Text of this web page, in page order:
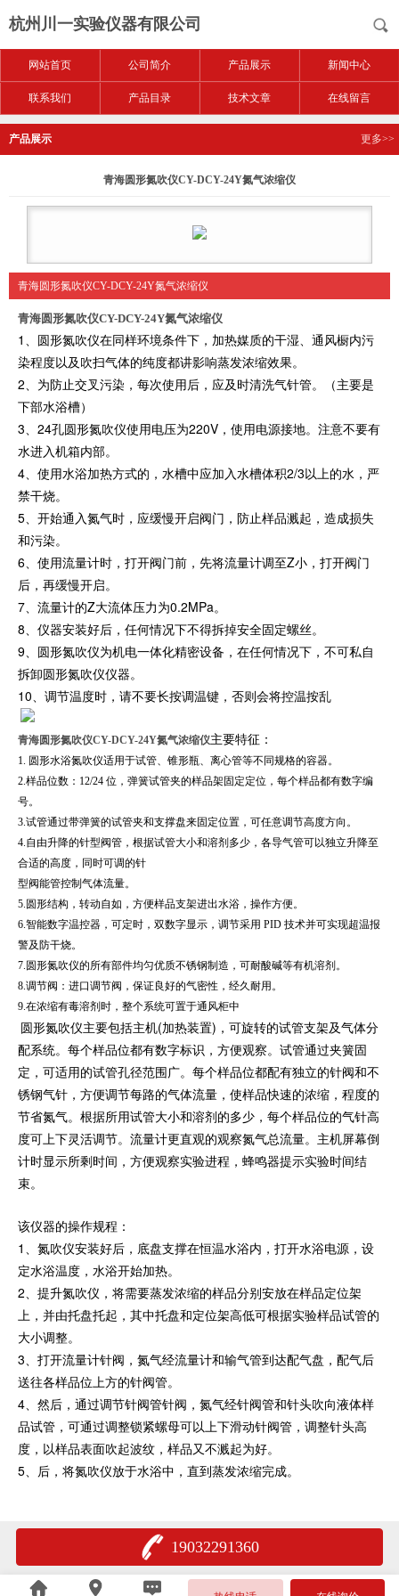
杭州川一实验仪器有限公司
网站首页 公司简介 产品展示 新闻中心
联系我们 产品目录 技术文章 在线留言
产品展示 更多>>
青海圆形氮吹仪CY-DCY-24Y氮气浓缩仪
青海圆形氮吹仪CY-DCY-24Y氮气浓缩仪
青海圆形氮吹仪CY-DCY-24Y氮气浓缩仪
1、圆形氮吹仪在同样环境条件下，加热媒质的干湿、通风橱内污
染程度以及吹扫气体的纯度都讲影响蒸发浓缩效果。
2、为防止交叉污染，每次使用后，应及时清洗气针管。（主要是
下部水浴槽）
3、24孔圆形氮吹仪使用电压为220V，使用电源接地。注意不要有
水进入机箱内部。
4、使用水浴加热方式的，水槽中应加入水槽体积2/3以上的水，严
禁干烧。
5、开始通入氮气时，应缓慢开启阀门，防止样品溅起，造成损失
和污染。
6、使用流量计时，打开阀门前，先将流量计调至Z小，打开阀门
后，再缓慢开启。
7、流量计的Z大流体压力为0.2MPa。
8、仪器安装好后，任何情况下不得拆掉安全固定螺丝。
9、圆形氮吹仪为机电一体化精密设备，在任何情况下，不可私自
拆卸圆形氮吹仪仪器。
10、调节温度时，请不要长按调温键，否则会将控温按乱
青海圆形氮吹仪CY-DCY-24Y氮气浓缩仪主要特征：
1. 圆形水浴氮吹仪适用于试管、锥形瓶、离心管等不同规格的容器。
2.样品位数：12/24 位，弹簧试管夹的样品架固定定位，每个样品都有数字编
号。
3.试管通过带弹簧的试管夹和支撑盘来固定位置，可任意调节高度方向。
4.自由升降的针型阀管，根据试管大小和溶剂多少，各导气管可以独立升降至
合适的高度，同时可调的针
型阀能管控制气体流量。
5.圆形结构，转动自如，方便样品支架进出水浴，操作方便。
6.智能数字温控器，可定时，双数字显示，调节采用 PID 技术并可实现超温报
警及防干烧。
7.圆形氮吹仪的所有部件均匀优质不锈钢制造，可耐酸碱等有机溶剂。
8.调节阀：进口调节阀，保证良好的气密性，经久耐用。
9.在浓缩有毒溶剂时，整个系统可置于通风柜中
圆形氮吹仪主要包括主机(加热装置)，可旋转的试管支架及气体分
配系统。每个样品位都有数字标识，方便观察。试管通过夹簧固
定，可适用的试管孔径范围广。每个样品位都配有独立的针阀和不
锈钢气针，方便调节每路的气体流量，使样品快速的浓缩，程度的
节省氮气。根据所用试管大小和溶剂的多少，每个样品位的气针高
度可上下灵活调节。流量计更直观的观察氮气总流量。主机屏幕倒
计时显示所剩时间，方便观察实验进程，蜂鸣器提示实验时间结
束。
该仪器的操作规程：
1、氮吹仪安装好后，底盘支撑在恒温水浴内，打开水浴电源，设
定水浴温度，水浴开始加热。
2、提升氮吹仪，将需要蒸发浓缩的样品分别安放在样品定位架
上，并由托盘托起，其中托盘和定位架高低可根据实验样品试管的
大小调整。
3、打开流量计针阀，氮气经流量计和输气管到达配气盘，配气后
送往各样品位上方的针阀管。
4、然后，通过调节针阀管针阀，氮气经针阀管和针头吹向液体样
品试管，可通过调整锁紧螺母可以上下滑动针阀管，调整针头高
度，以样品表面吹起波纹，样品又不溅起为好。
5、后，将氮吹仪放于水浴中，直到蒸发浓缩完成。
19032291360